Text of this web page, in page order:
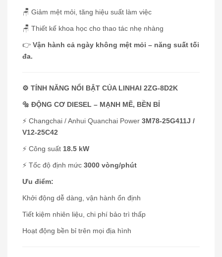
🪑 Giảm mệt mỏi, tăng hiệu suất làm việc
🪑 Thiết kế khoa học cho thao tác nhẹ nhàng
👉 Vận hành cả ngày không mệt mỏi – năng suất tối
đa.
⚙️ TÍNH NĂNG NỔI BẬT CỦA LINHAI 2ZG-8D2K
🔩 ĐỘNG CƠ DIESEL – MẠNH MẼ, BỀN BỈ
⚡ Changchai / Anhui Quanchai Power 3M78-25G411J /
V12-25C42
⚡ Công suất 18.5 kW
⚡ Tốc độ định mức 3000 vòng/phút
Ưu điểm:
Khởi động dễ dàng, vận hành ổn định
Tiết kiệm nhiên liệu, chi phí bảo trì thấp
Hoạt động bền bỉ trên mọi địa hình